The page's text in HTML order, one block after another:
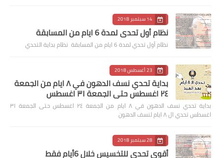
14 سبتمبر 2018
نظام أول تحدي لمدة 6 ايام من المسابقة
نظام أول تحدي لمدة 6 ايام من المسابقة نظام بداية التحدي
23 أغسطس 2018
بداية تحدي نسف الدهون في ٨ ايام من الجمعة
٢٤ اغسطس حتى الجمعة ٣١ اغسطس
بداية تحدي نسف الدهون في ٨ ايام من الجمعة ٢٤ اغسطس حتى الجمعة ٣١
اغسطس تحدي ال ٨ ايام لنسف الدهون
28 سبتمبر 2018
أقوى تحدي للتخسيس خلال 6أيام فقط